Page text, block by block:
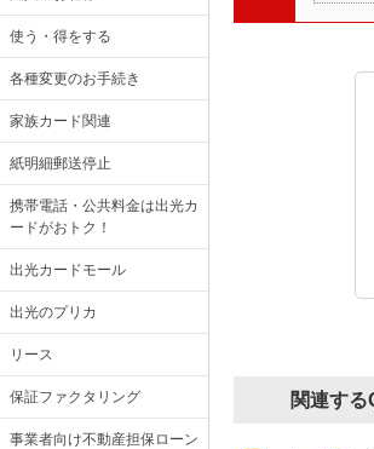
使う・得をする
各種変更のお手続き
家族カード関連
紙明細郵送停止
携帯電話・公共料金は出光カ
ードがおトク！
出光カードモール
出光のプリカ
リース
保証ファクタリング
事業者向け不動産担保ローン
関連する